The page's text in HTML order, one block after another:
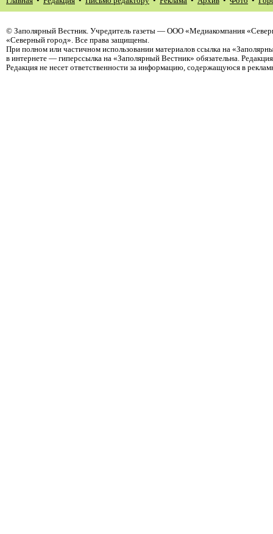
© Заполярный Вестник. Учредитель газеты — ООО «Медиакомпания
«Северный город». Все права защищены.
При полном или частичном использовании материалов ссылка на
в интернете — гиперссылка на «Заполярный Вестник» обязательна.
Редакция не несет ответственности за информацию, содержащуюся в